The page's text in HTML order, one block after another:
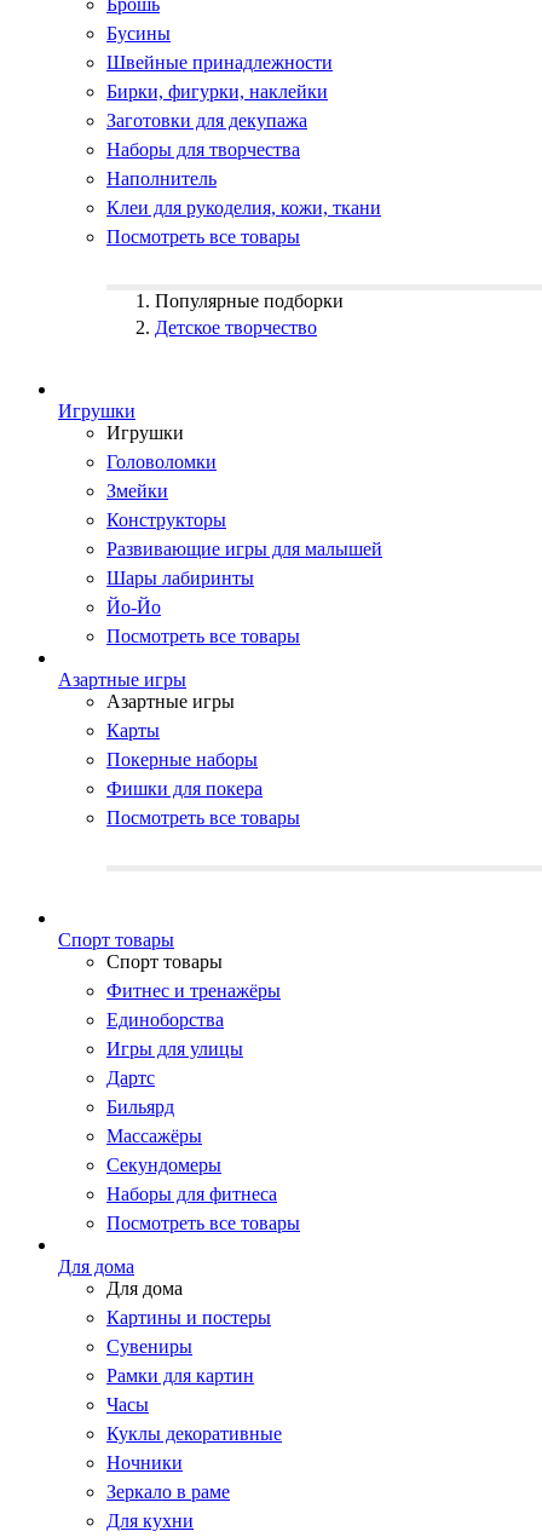
Брошь
Бусины
Швейные принадлежности
Бирки, фигурки, наклейки
Заготовки для декупажа
Наборы для творчества
Наполнитель
Клеи для рукоделия, кожи, ткани
Посмотреть все товары
Популярные подборки
Детское творчество
Игрушки
Игрушки
Головоломки
Змейки
Конструкторы
Развивающие игры для малышей
Шары лабиринты
Йо-Йо
Посмотреть все товары
Азартные игры
Азартные игры
Карты
Покерные наборы
Фишки для покера
Посмотреть все товары
Cпорт товары
Cпорт товары
Фитнес и тренажёры
Единоборства
Игры для улицы
Дартс
Бильярд
Массажёры
Секундомеры
Наборы для фитнеса
Посмотреть все товары
Для дома
Для дома
Картины и постеры
Сувениры
Рамки для картин
Часы
Куклы декоративные
Ночники
Зеркало в раме
Для кухни